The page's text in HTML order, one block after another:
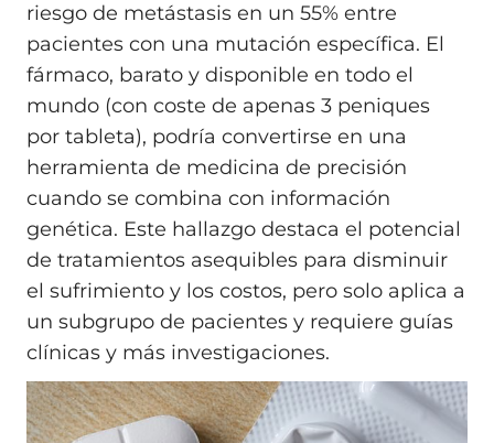
riesgo de metástasis en un 55% entre
pacientes con una mutación específica. El
fármaco, barato y disponible en todo el
mundo (con coste de apenas 3 peniques
por tableta), podría convertirse en una
herramienta de medicina de precisión
cuando se combina con información
genética. Este hallazgo destaca el potencial
de tratamientos asequibles para disminuir
el sufrimiento y los costos, pero solo aplica a
un subgrupo de pacientes y requiere guías
clínicas y más investigaciones.